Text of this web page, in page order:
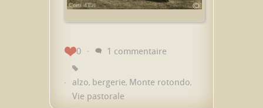
0 1 commentaire
alzo, bergerie, Monte rotondo,
Vie pastorale